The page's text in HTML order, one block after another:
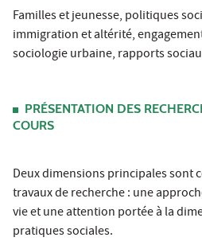
Familles et jeunesse, politiques
immigration et altérité,
sociologie urbaine, rapports
PRÉSENTATION DES
COURS
Deux dimensions principales sont
travaux de recherche : une
vie et une attention portée à la
pratiques sociales.